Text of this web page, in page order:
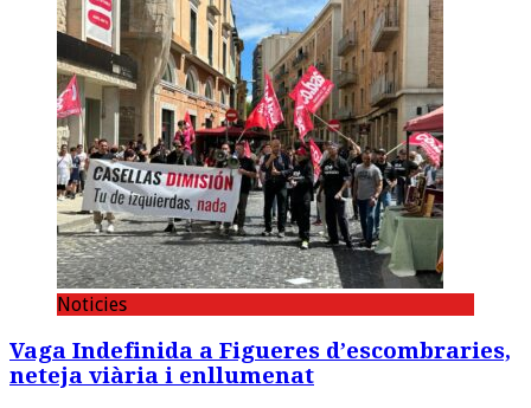
Noticies
Vaga Indefinida a Figueres d’escombraries,
neteja viària i enllumenat